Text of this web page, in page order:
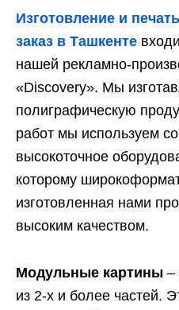
Изготовление и
заказ в Ташкенте
нашей рекламно-
«Discovery». Мы
полиграфическую
работ мы используем
высокоточное
которому
изготовленная нами
высоким качеством.
Модульные картины –
из 2-х и более частей.